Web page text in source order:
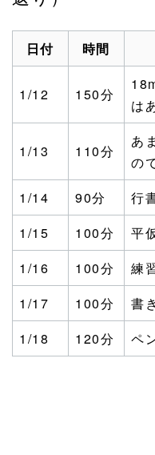
日付 時間
1/12 150分
は
1/13 110分
あ
の
1/14
90分
行
1/15
100分
平
1/16
100分
練
1/17
100分
書
1/18
120分 ペ